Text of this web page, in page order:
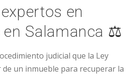
en
en Salamanca ⚖️
judicial que la Ley
un inmueble para recuperar la